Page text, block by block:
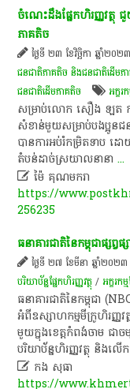
ចំណេះដឹង​ផ្នែក​ហិរញ្ញវត្
ភាគតិច​
ថ្ងៃទី ២៣ ខែវិច្ឆិកា ឆ្នាំ២០២៣
ជនជាតិភាគតិច និងជនជាតិដើមភ
ជនជាតិដើមភាគតិច
អក្ខរ
សម្រាប់​លោក​ សឿង​ ឡត​ ក
សំខាន់​មួយ​សម្រាប់​បងប្អូន​
បានការ​អប់រំ​កម្រិត​ទាប​ ដ
តំបន់​ដាច់​ស្រយាល​នានា...
 ម៉ៃ គុណមករា
https://
256235
ធនាគារជាតិ​នៃ​កម្ពុជា​ផ្សព្
ថ្ងៃទី ២៧ ខែមីនា ឆ្នាំ២០២៣
បរិយាប័ន្នផ្នែកហិរញ្ញវត្ថុ /អក្ខរកម្
ធនាគារជាតិ​នៃ​កម្ពុជា​
អំពី​ឧស្សាហកម្ម​មីក្រូហិរញ្ញវ
មួយ​ក្នុង​ខេត្តកំពង់ចាម​ ជា​ច
បរិ​យា​ប័ន្ន​ហិរញ្ញវត្ថុ​ និង​លើ
 ​កង​ ​សុធា​
https://